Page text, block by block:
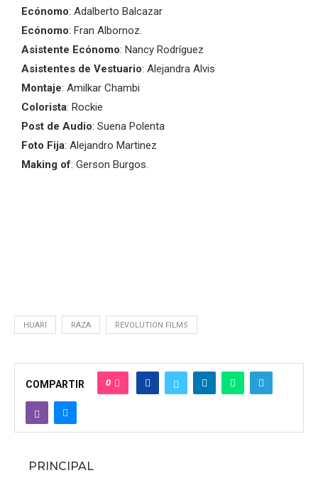
Ecónomo: Adalberto Balcazar
Ecónomo: Fran Albornoz.
Asistente Ecónomo: Nancy Rodríguez
Asistentes de Vestuario: Alejandra Alvis
Montaje: Amilkar Chambi
Colorista: Rockie
Post de Audio: Suena Polenta
Foto Fija: Alejandro Martinez
Making of: Gerson Burgos.
HUARI RAZA REVOLUTION FILMS
COMPARTIR 0
PRINCIPAL